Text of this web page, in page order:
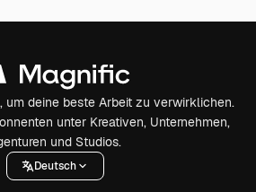
um deine beste Arbeit zu verwirklichen.
unter Kreativen, Unternehmen,
und Studios.
Deutsch